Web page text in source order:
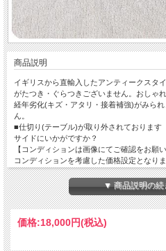
商品説明
イギリスから直輸入したアンティークスタ
がたつき・ぐらつきございません。おしゃ
経年劣化(キズ・アタリ・接着補強)がみら
ん。
■仕切り(テーブル)が取り外されております
サイドにいかがですか？
【コンディションは画像にてご確認をお願
コンディションを考慮した価格設定となり
の相違が多少あるかと思いますが
ご理解の上、ご注文をよろしくお願い致し
▼ 商品説明の
価格:18,000円(税込)